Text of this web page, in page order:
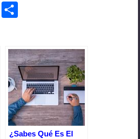
W
A
p
ar
tir
¿Sabes Qué Es El